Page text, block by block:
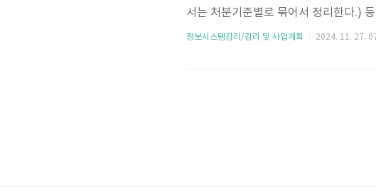
서는 처분기준별로 묶어서 정리한다.)
근 3년간 3회 이상의 업무정지 처분 받
지 아니하고 감리업무를 수행 (1차 경
정보시스템감리/감리 및 사업계획 2024. 11. 27.